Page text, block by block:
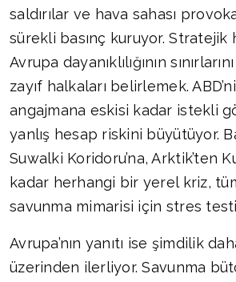
saldırılar ve hava sahası
sürekli basınç kuruyor. Stratejik
Avrupa dayanıklılığının
zayıf halkaları belirlemek.
angajmana eskisi kadar istekli
yanlış hesap riskini büyütüyor.
Suwalki Koridoru’na, Arktik’ten
kadar herhangi bir yerel kriz,
savunma mimarisi için stres
Avrupa’nın yanıtı ise şimdilik
üzerinden ilerliyor. Savunma